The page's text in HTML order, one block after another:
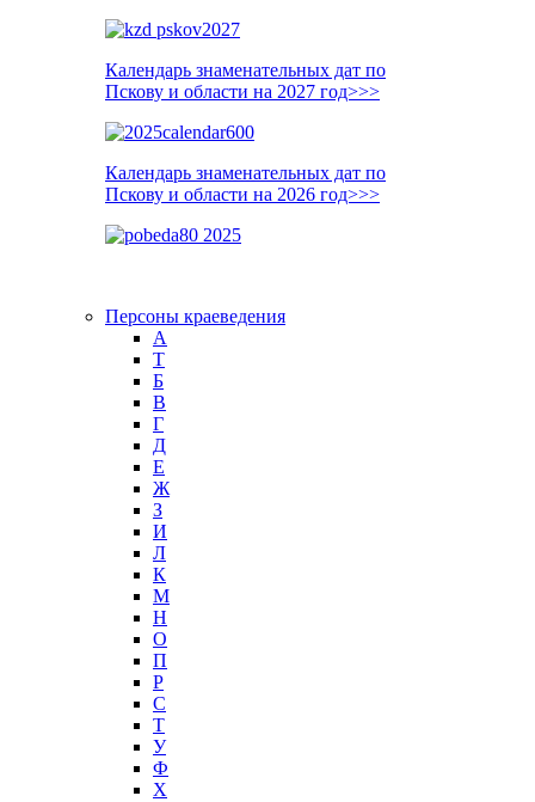
Календарь знаменательных дат по
Пскову и области на 2027 год>>>
Календарь знаменательных дат по
Пскову и области на 2026 год>>>
Персоны краеведения
А
T
Б
В
Г
Д
Е
Ж
З
И
Л
К
М
Н
О
П
Р
С
Т
У
Ф
Х